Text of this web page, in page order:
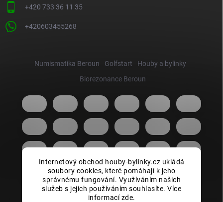
Internetový obchod houby-bylinky.cz ukládá
soubory cookies, které pomáhají k jeho
správnému fungování. Využíváním našich
služeb s jejich používáním souhlasíte. Více
informací zde.
+420 733 36 11 35
+420603455268
Numismatika Beroun Golfstart
Houby a bylinky
Biorezonance Beroun